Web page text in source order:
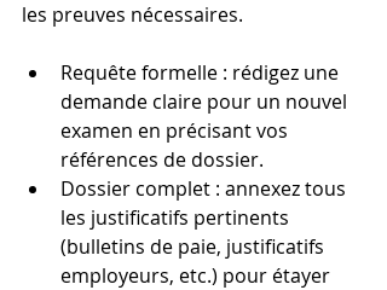
les preuves nécessaires.
Requête formelle : rédigez une
demande claire pour un nouvel
examen en précisant vos
références de dossier.
Dossier complet : annexez tous
les justificatifs pertinents
(bulletins de paie, justificatifs
employeurs, etc.) pour étayer